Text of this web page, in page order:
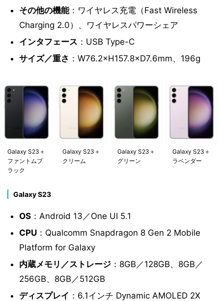
その他の機能：ワイヤレス充電（Fast Wireless
Charging 2.0）、ワイヤレスパワーシェア
インタフェース ：USB Type-C
サイズ／重さ ：W76.2×H157.8×D7.6mm、196g
Galaxy S23＋
ファントムブ
ラック
Galaxy S23＋
クリーム
Galaxy S23＋
グリーン
Galaxy S23＋
ラベンダー
Galaxy S23
OS：Android 13／One UI 5.1
CPU：Qualcomm Snapdragon 8 Gen 2 Mobile
Platform for Galaxy
内蔵メモリ／ストレージ：8GB／128GB、8GB／
256GB、8GB／512GB
ディスプレイ ：6.1インチ Dynamic AMOLED 2X